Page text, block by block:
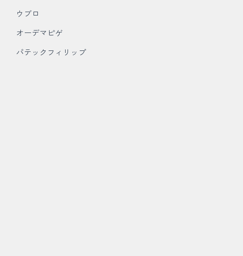
ウブロ
オーデマピゲ
パテックフィリップ